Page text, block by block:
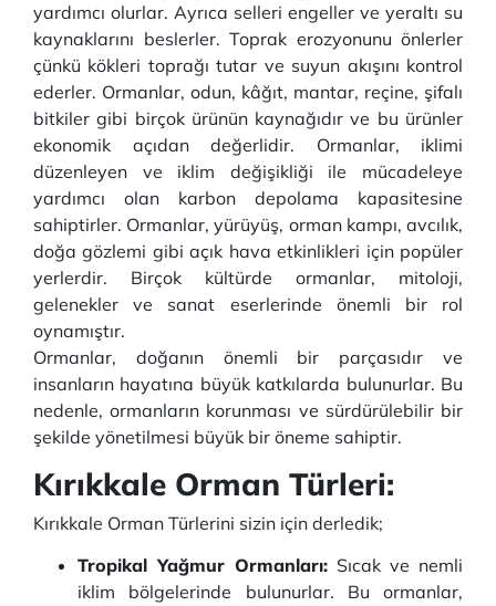
yardımcı olurlar. Ayrıca selleri engeller ve yeraltı su
kaynaklarını beslerler. Toprak erozyonunu önlerler
çünkü kökleri toprağı tutar ve suyun akışını kontrol
ederler. Ormanlar, odun, kâğıt, mantar, reçine, şifalı
bitkiler gibi birçok ürünün kaynağıdır ve bu ürünler
ekonomik açıdan değerlidir. Ormanlar, iklimi
düzenleyen ve iklim değişikliği ile mücadeleye
yardımcı olan karbon depolama kapasitesine
sahiptirler. Ormanlar, yürüyüş, orman kampı, avcılık,
doğa gözlemi gibi açık hava etkinlikleri için popüler
yerlerdir. Birçok kültürde ormanlar, mitoloji,
gelenekler ve sanat eserlerinde önemli bir rol
oynamıştır.
Ormanlar, doğanın önemli bir parçasıdır ve
insanların hayatına büyük katkılarda bulunurlar. Bu
nedenle, ormanların korunması ve sürdürülebilir bir
şekilde yönetilmesi büyük bir öneme sahiptir.
Kırıkkale Orman Türleri:
Kırıkkale Orman Türlerini sizin için derledik;
Tropikal Yağmur Ormanları: Sıcak ve nemli
iklim bölgelerinde bulunurlar. Bu ormanlar,